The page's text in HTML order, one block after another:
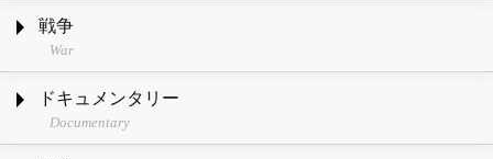
戦争
War
ドキュメンタリー
Documentary